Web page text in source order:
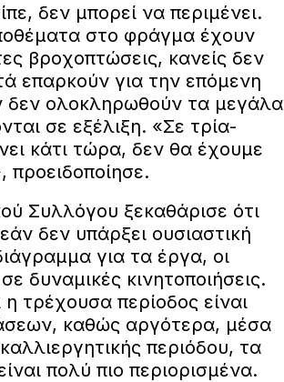
δεν μπορεί να περιμένει.
στο φράγμα έχουν
βροχοπτώσεις, κανείς δεν
επαρκούν για την επόμενη
δεν ολοκληρωθούν τα μεγάλα
σε εξέλιξη. «Σε τρία-
κάτι τώρα, δεν θα έχουμε
προειδοποίησε.
Συλλόγου ξεκαθάρισε ότι
δεν υπάρξει ουσιαστική
για τα έργα, οι
δυναμικές κινητοποιήσεις.
τρέχουσα περίοδος είναι
καθώς αργότερα, μέσα
περιόδου, τα
πολύ πιο περιορισμένα.